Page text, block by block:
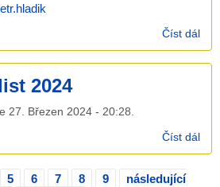
Číst dál
2024
27. Březen 2024 - 20:28.
Číst dál
list
5 6 7 8 9
následující